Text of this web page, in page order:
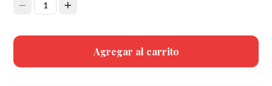
1
Agregar al carrito